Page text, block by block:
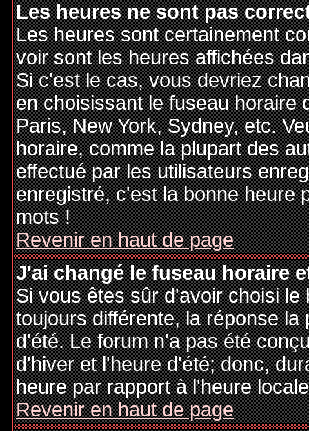
Les heures ne sont pas
Les heures sont certainement
voir sont les heures affichées
Si c'est le cas, vous devriez
en choisissant le fuseau horaire
Paris, New York, Sydney, etc.
horaire, comme la plupart des
effectué par les utilisateurs
enregistré, c'est la bonne heure
mots !
Revenir en haut de page
J'ai changé le fuseau horaire
Si vous êtes sûr d'avoir choisi
toujours différente, la réponse
d'été. Le forum n'a pas été
d'hiver et l'heure d'été; donc,
heure par rapport à l'heure
Revenir en haut de page